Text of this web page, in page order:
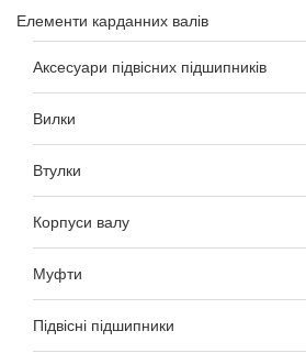
Елементи карданних валів
Аксесуари підвісних підшипників
Вилки
Втулки
Корпуси валу
Муфти
Підвісні підшипники